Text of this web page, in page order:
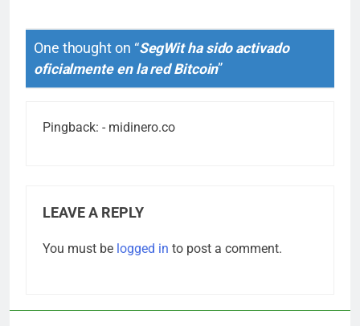
One thought on “SegWit ha sido activado
oficialmente en la red Bitcoin”
Pingback: - midinero.co
LEAVE A REPLY
You must be logged in to post a comment.